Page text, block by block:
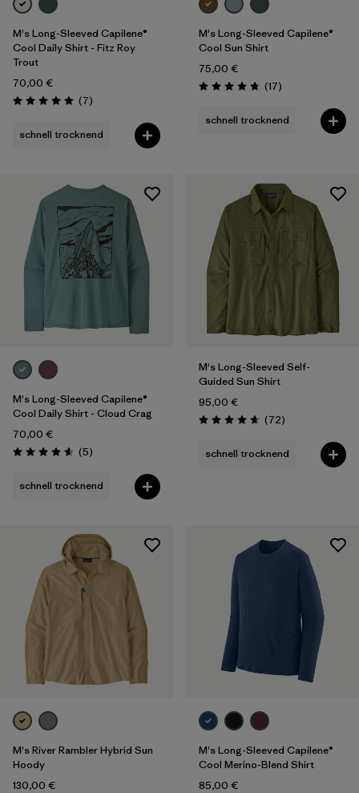
M's Long-Sleeved Capilene®
Cool Daily Shirt - Fitz Roy
Trout
70,00 €
Bewertung: 5.0 / 5
(7Rezensionen
)
schnell trocknend
M's Long-Sleeved Capilene®
Cool Sun Shirt
75,00 €
Bewertung: 4.8 / 5
(17Rezensionen
)
schnell trocknend
M's Long-Sleeved Capilene®
Cool Daily Shirt - Cloud Crag
70,00 €
Bewertung: 4.6 / 5
(5Rezensionen
)
schnell trocknend
M's Long-Sleeved Self-
Guided Sun Shirt
95,00 €
Bewertung: 4.7 / 5
(72Rezensionen
)
schnell trocknend
M's River Rambler Hybrid Sun
Hoody
130,00 €
M's Long-Sleeved Capilene®
Cool Merino-Blend Shirt
85,00 €